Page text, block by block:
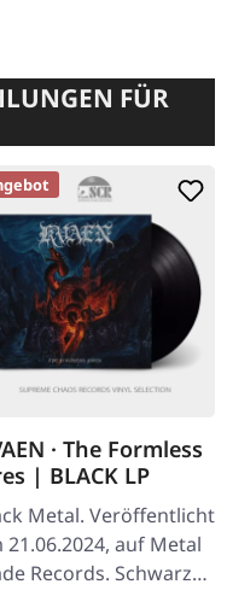
FÜR
· The Formless
| BLACK LP
Metal. Veröffentlicht
21.06.2024, auf Metal
Records. Schwarzes